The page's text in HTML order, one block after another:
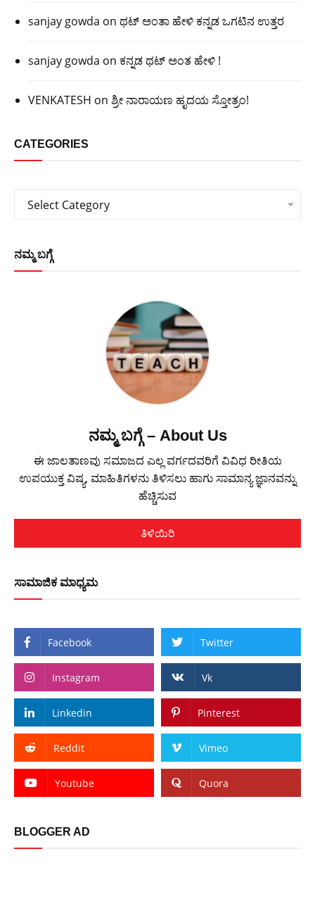
sanjay gowda on ಥಟ್ ಅಂತಾ ಹೇಳಿ ಕನ್ನಡ ಒಗಟಿನ ಉತ್ತರ
sanjay gowda on ಕನ್ನಡ ಥಟ್ ಅಂತ ಹೇಳಿ !
VENKATESH on ಶ್ರೀ ನಾರಾಯಣ ಹೃದಯ ಸ್ತೋತ್ರಂ!
CATEGORIES
Categories
Select Category
ನಮ್ಮ ಬಗ್ಗೆ
ನಮ್ಮ ಬಗ್ಗೆ – About Us
ಈ ಜಾಲತಾಣವು ಸಮಾಜದ ಎಲ್ಲ ವರ್ಗದವರಿಗೆ ವಿವಿಧ ರೀತಿಯ
ಉಪಯುಕ್ತ ವಿಷ್ಯ, ಮಾಹಿತಿಗಳನು ತಿಳಿಸಲು ಹಾಗು ಸಾಮಾನ್ಯ ಜ್ಞಾನವನ್ನು
ಹೆಚ್ಚಿಸುವ
ತಿಳಿಯಿರಿ
ಸಾಮಾಜಿಕ ಮಾಧ್ಯಮ
Facebook Twitter
Instagram Vk
Linkedin Pinterest
Reddit Vimeo
Youtube Quora
BLOGGER AD